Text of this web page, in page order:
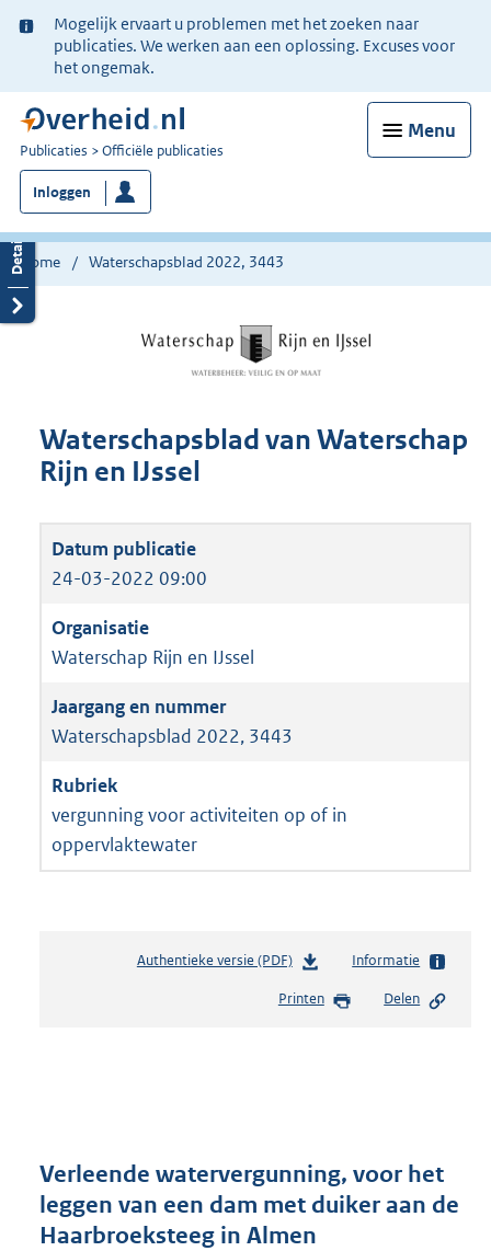
Ter
informatie:
Mogelijk ervaart u problemen met het zoeken naar
publicaties. We werken aan een oplossing. Excuses voor
het ongemak.
Menu
U
bent
nu
hier:
Publicaties Officiële publicaties
Inloggen
Home Waterschapsblad 2022, 3443
Waterschapsblad van Waterschap
Rijn en IJssel
24-03-2022 09:00
Waterschap Rijn en IJssel
Waterschapsblad 2022, 3443
vergunning voor activiteiten op of in
oppervlaktewater
Authentieke versie (PDF)b
s
r
o
t
Informatie
Printen Delen
Verleende watervergunning, voor het
leggen van een dam met duiker aan de
Haarbroeksteeg in Almen